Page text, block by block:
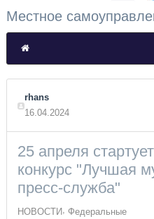
Местное
rhans
16.04.2024
25 апреля
конкурс "Лучшая
пресс-служба"
НОВОСТИ Федеральные